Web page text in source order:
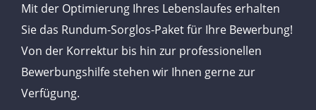
Mit der Optimierung Ihres Lebenslaufes erhalten
Sie das Rundum-Sorglos-Paket für Ihre Bewerbung!
Von der Korrektur bis hin zur professionellen
Bewerbungshilfe stehen wir Ihnen gerne zur
Verfügung.